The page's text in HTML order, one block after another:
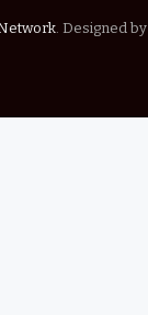
. Designed by